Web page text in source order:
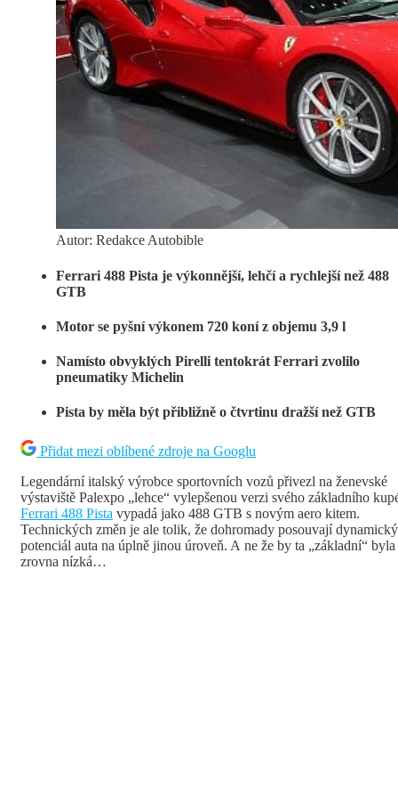
Autor: Redakce Autobible
Ferrari 488 Pista je výkonnější, lehčí a rychlejší než 488
GTB
Motor se pyšní výkonem 720 koní z objemu 3,9 l
Namísto obvyklých Pirelli tentokrát Ferrari zvolilo
pneumatiky Michelin
Pista by měla být přibližně o čtvrtinu dražší než GTB
Přidat mezi oblíbené zdroje na Googlu
Legendární italský výrobce sportovních vozů přivezl na ženevské
výstaviště Palexpo „lehce“ vylepšenou verzi svého základního
Ferrari 488 Pista vypadá jako 488 GTB s novým aero kitem.
Technických změn je ale tolik, že dohromady posouvají dynamický
potenciál auta na úplně jinou úroveň. A ne že by ta „základní“ byla
zrovna nízká…